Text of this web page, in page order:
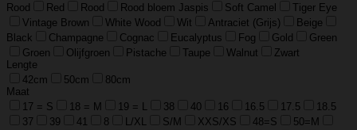
Rood
Red Rood Rood bloem Jaspis Soft Camel
Tiger Eye
Vintage Brown
White Wood Wit Antraciet (Grijs)
Beige
Black
Champagne Cognac Eucalyptus Fog Gold
Green
Groen
Olijfgroen Pistache Taupe Walnut
Zwart
Lengte
42cm
50cm
80cm
Maat
17 = S
18 = M 19 = L 38 40 16 16.5 17.5
18.5
37
39 41 8 L/XL S/M XXS/XS 48=S
50=M